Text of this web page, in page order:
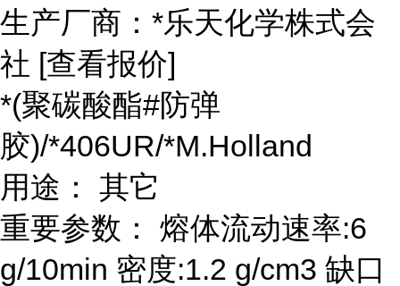
生产厂商：*乐天化学株式会
社 [查看报价]
*(聚碳酸酯#防弹
胶)/*406UR/*M.Holland
用途： 其它
重要参数： 熔体流动速率:6
g/10min 密度:1.2 g/cm3 缺口